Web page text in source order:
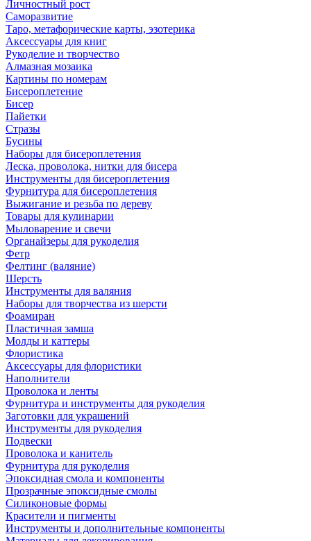
Личностный рост
Саморазвитие
Таро, метафорические карты, эзотерика
Аксессуары для книг
Рукоделие и творчество
Алмазная мозаика
Картины по номерам
Бисероплетение
Бисер
Пайетки
Стразы
Бусины
Наборы для бисероплетения
Леска, проволока, нитки для бисера
Инструменты для бисероплетения
Фурнитура для бисероплетения
Выжигание и резьба по дереву
Товары для кулинарии
Мыловарение и свечи
Органайзеры для рукоделия
Фетр
Фелтинг (валяние)
Шерсть
Инструменты для валяния
Наборы для творчества из шерсти
Фоамиран
Пластичная замша
Молды и каттеры
Флористика
Аксессуары для флористики
Наполнители
Проволока и ленты
Фурнитура и инструменты для рукоделия
Заготовки для украшений
Инструменты для рукоделия
Подвески
Проволока и канитель
Фурнитура для рукоделия
Эпоксидная смола и компоненты
Прозрачные эпоксидные смолы
Силиконовые формы
Красители и пигменты
Инструменты и дополнительные компоненты